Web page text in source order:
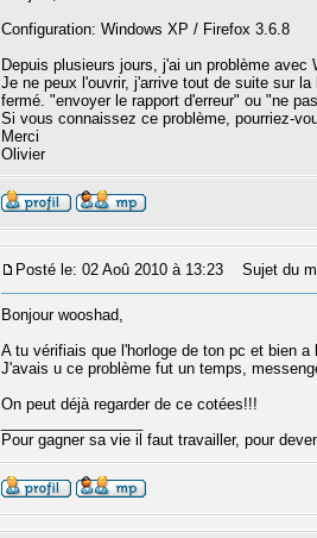
Configuration: Windows XP / Firefox 3.6.8
Depuis plusieurs jours, j'ai un problème avec
Je ne peux l'ouvrir, j'arrive tout de suite sur
fermé. "envoyer le rapport d'erreur" ou "ne
Si vous connaissez ce problème, pourriez-
Merci
Olivier
Posté le: 02 Aoû 2010 à 13:23 Sujet du
Bonjour wooshad,
A tu vérifiais que l'horloge de ton pc et bien a
J'avais u ce problème fut un temps,
On peut déjà regarder de ce cotées!!!
Pour gagner sa vie il faut travailler, pour